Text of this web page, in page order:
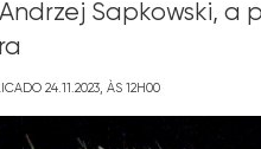
Sapkowski,
24.11.2023, ÀS 12H00